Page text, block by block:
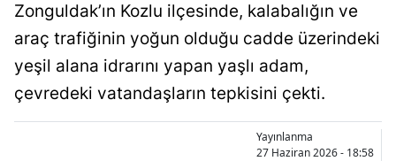
Zonguldak’ın Kozlu ilçesinde, kalabalığın ve
araç trafiğinin yoğun olduğu cadde üzerindeki
yeşil alana idrarını yapan yaşlı adam,
çevredeki vatandaşların tepkisini çekti.
Yayınlanma
27 Haziran 2026 - 18:58